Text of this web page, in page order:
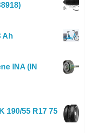
Ah
INA (IN
190/55 R17 75